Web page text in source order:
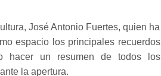
José Antonio Fuertes, quien ha
espacio los principales recuerdos
hacer un resumen de todos los
la apertura.